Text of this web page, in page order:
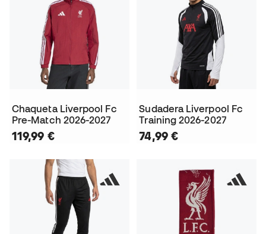
Chaqueta Liverpool Fc
Pre-Match 2026-2027
119,99 €
Sudadera Liverpool Fc
Training 2026-2027
74,99 €